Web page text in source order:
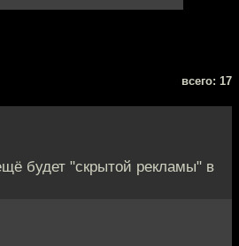
всего: 17
будет "скрытой рекламы" в